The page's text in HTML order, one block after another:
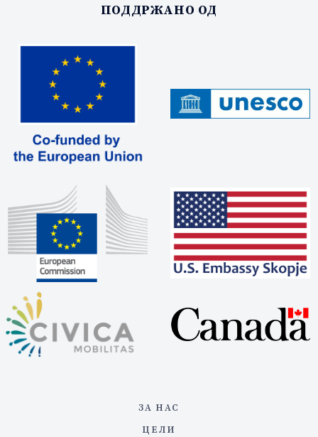
ПОДДРЖАНО ОД
ЗА НАС
ЦЕЛИ